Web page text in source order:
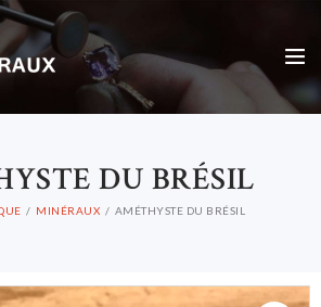
DU BRÉSIL
MINÉRAUX AMÉTHYSTE DU BRÉSIL